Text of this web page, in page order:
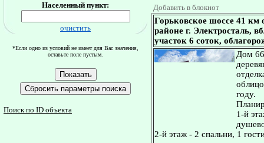
Населенный пункт:
очистить
*Если одно из условий не имеет для Вас значения,
оставьте поле пустым.
Поиск по ID объекта
Добавить в блокнот
Горьковское шоссе 41
районе г. Электросталь,
участок 6 соток,
Дом
году.
1-й
2-й этаж - 2 спальни, 1